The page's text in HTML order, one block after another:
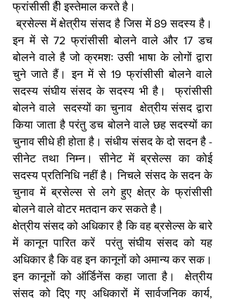
फ्रांसीसी हैी इस्तेमाल करते है।
ब्रसेल्स में क्षेत्रीय संसद है जिस में 89 सदस्य है।
इन में से 72 फ्रांसीसी बोलने वाले और 17 डच
बोलने वाले है जो क्रमशः उसी भाषा के लोगों द्वारा
चुने जाते हैं। इन में से 19 फ्रांसीसी बोलने वाले
सदस्य संघीय संसद के सदस्य भी है।  फ्रांसीसी
बोलने वाले  सदस्यों का चुनाव  क्षेत्रीय संसद द्वारा
किया जाता है परंतु डच बोलने वाले छह सदस्यों का
चुनाव सीधे ही होता है। संधीय संसद के दो सदन है -
सीनेट तथा निम्न। सीनेट में ब्रसेल्स का कोई
सदस्य प्रतिनिधि नहीं है। निचले संसद के सदन के
चुनाव में ब्रसेल्स से लगे हुए क्षेत्र के फ्रांसीसी
बोलने वाले वोटर मतदान कर सकते है।
क्षेत्रीय संसद को अधिकार है कि वह ब्रसेल्स के बारे
में कानून पारित करें  परंतु संघीय संसद को यह
अधिकार है कि वह इन कानूनों को अमान्य कर सक।
इन कानूनों को ऑर्डिनेंस कहा जाता है।  क्षेत्रीय
संसद को दिए गए अधिकारों में सार्वजनिक कार्य,